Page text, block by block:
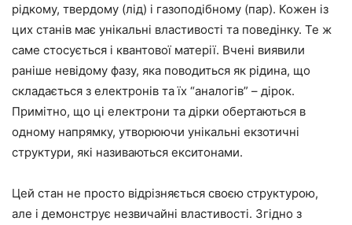
рідкому, твердому (лід) і газоподібному (пар). Кожен із
цих станів має унікальні властивості та поведінку. Те ж
саме стосується і квантової матерії. Вчені виявили
раніше невідому фазу, яка поводиться як рідина, що
складається з електронів та їх “аналогів” – дірок.
Примітно, що ці електрони та дірки обертаються в
одному напрямку, утворюючи унікальні екзотичні
структури, які називаються екситонами.
Цей стан не просто відрізняється своєю структурою,
але і демонструє незвичайні властивості. Згідно з